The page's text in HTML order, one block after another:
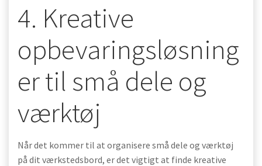
4. Kreative
opbevaringsløsning
er til små dele og
værktøj
Når det kommer til at organisere små dele og værktøj
på dit værkstedsbord, er det vigtigt at finde kreative